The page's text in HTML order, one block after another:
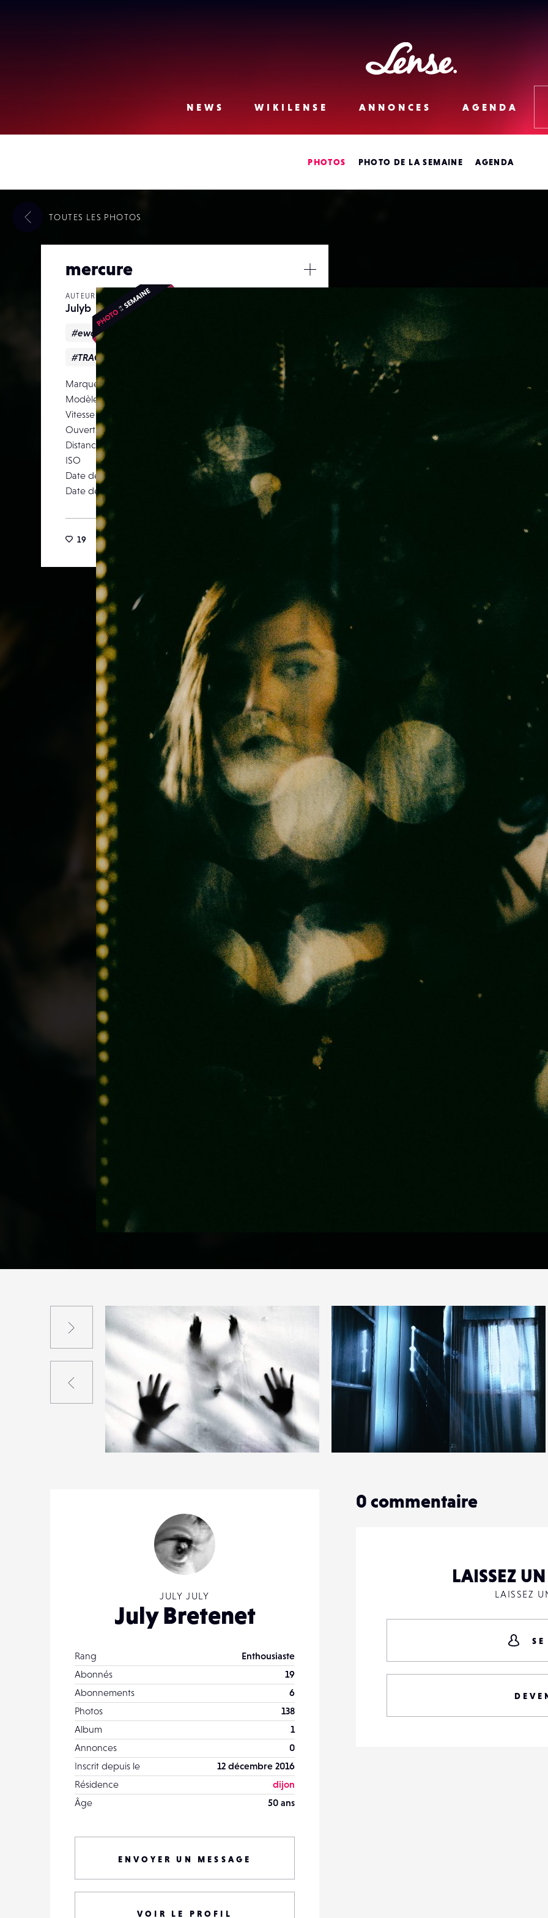
NEWS
WIKILENSE ANNONCES AGENDA
PHOTOS PHOTO DE LA SEMAINE AGENDA
mercure
AUTEUR
Julyb
#ewa
#TRACES
Marque
SONY
Modèle
SLT-A77V
Vitesse d’obturation
Ouverture
Distance focale
ISO
Date de prise de vue
03 avril 2017
Date de publication
02 mai 2017
19
TOUTES LES PHOTOS
33 30
Précédent
JULY JULY
July Bretenet
Rang
Enthousiaste
Abonnés
19
Abonnements
6
Photos
138
Album
1
Annonces
0
Inscrit depuis le
12 décembre 2016
Résidence
dijon
Âge
50 ans
ENVOYER UN MESSAGE
VOIR LE PROFIL
0 commentaire
LAISSEZ
LAISSEZ